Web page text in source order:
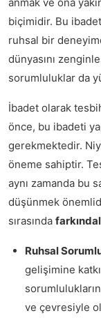
biçimidir. Bu
ruhsal bir
dünyasını
sorumluluklar da
İbadet olarak
önce, bu ibadeti
gerekmektedir.
öneme sahiptir.
aynı zamanda bu
düşünmek
sırasında
Ruhsal
gelişimine
ve çevresiyle